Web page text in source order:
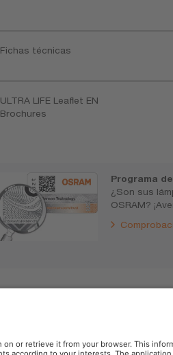
Fichas técnicas
ULTRA LIFE Leaflet EN
Brochures
Programa
¿Son sus
OSRAM?